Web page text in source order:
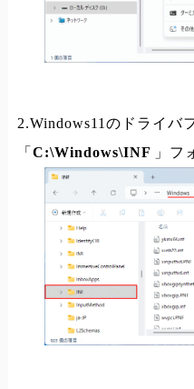
2.Windows11のドライバ
「 C:\Windows\INF 」フ